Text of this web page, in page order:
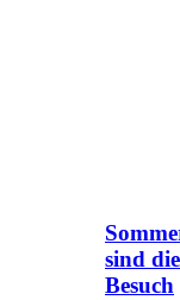
sind
Besuch